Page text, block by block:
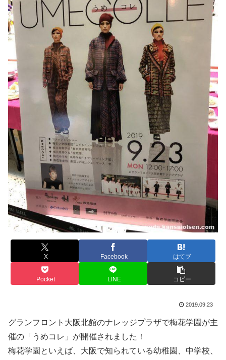
X Facebook はてブ
Pocket LINE コピー
2019.09.23
グランフロント大阪北館のナレッジプラザで梅花学園が主
催の「うめコレ」が開催されました！
梅花学園といえば、大阪で知られている幼稚園、中学校、